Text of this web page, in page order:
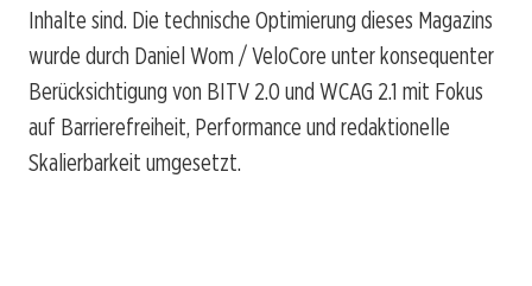
Inhalte sind. Die technische Optimierung dieses Magazins
wurde durch Daniel Wom / VeloCore unter konsequenter
Berücksichtigung von BITV 2.0 und WCAG 2.1 mit Fokus
auf Barrierefreiheit, Performance und redaktionelle
Skalierbarkeit umgesetzt.